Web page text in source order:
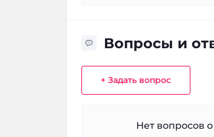
Вопросы и
+ Задать вопрос
Нет вопросов